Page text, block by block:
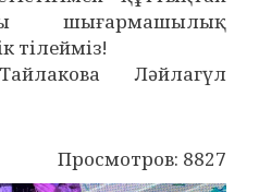
шығармашылық
тілейміз!
Ләйлагүл
Просмотров: 8827